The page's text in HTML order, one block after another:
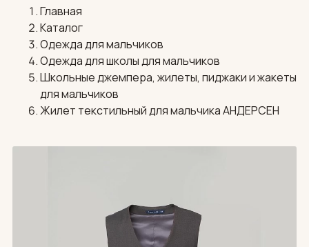
Главная
Каталог
Одежда для мальчиков
Одежда для школы для мальчиков
Школьные джемпера, жилеты, пиджаки и жакеты
для мальчиков
Жилет текстильный для мальчика АНДЕРСЕН